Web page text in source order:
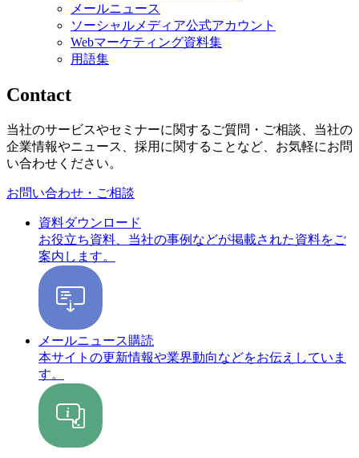
メールニュース
ソーシャルメディア公式アカウント
Webマーケティング資料集
用語集
Contact
当社のサービスやセミナーに関するご質問・ご相談、当社の
企業情報やニュース、採用に関することなど、お気軽にお問
い合わせください。
お問い合わせ・ご相談
資料ダウンロード
お役立ち資料、当社の事例などが掲載された資料をご
案内します。
メールニュース購読
本サイトの更新情報や業界動向などをお伝えしていま
す。